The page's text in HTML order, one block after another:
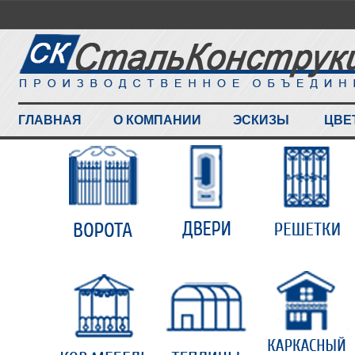
ГЛАВНАЯ О КОМПАНИИ ЭСКИЗЫ